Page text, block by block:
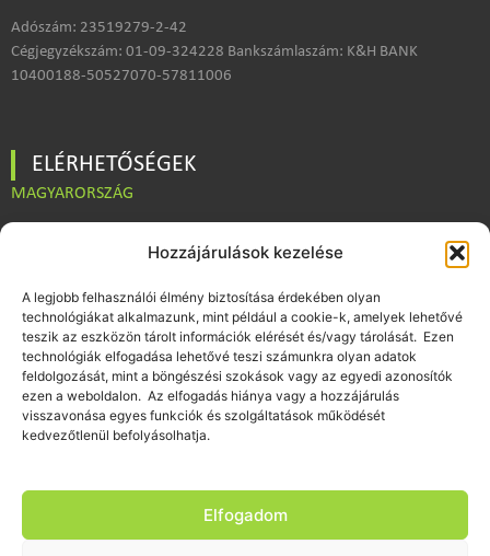
Hozzájárulások kezelése
A legjobb felhasználói élmény biztosítása érdekében olyan
technológiákat alkalmazunk, mint például a cookie-k, amelyek lehetővé
teszik az eszközön tárolt információk elérését és/vagy tárolását. Ezen
technológiák elfogadása lehetővé teszi számunkra olyan adatok
feldolgozását, mint a böngészési szokások vagy az egyedi azonosítók
ezen a weboldalon. Az elfogadás hiánya vagy a hozzájárulás
visszavonása egyes funkciók és szolgáltatások működését
kedvezőtlenül befolyásolhatja.
Elfogadom
Adószám: 23519279-2-42
Cégjegyzékszám: 01-09-324228 Bankszámlaszám: K&H BANK
10400188-50527070-57811006
ELÉRHETŐSÉGEK
MAGYARORSZÁG
1141 Budapest, Fogarasi út 198.
TELEFON
+36 70 434 9117